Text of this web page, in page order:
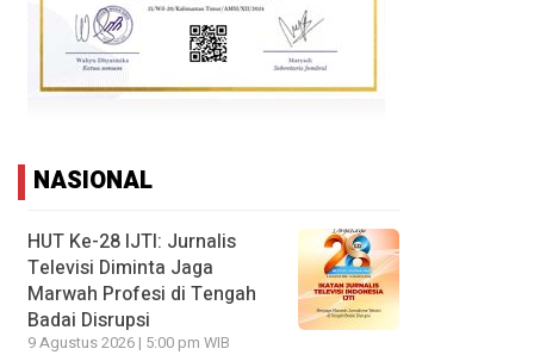
NASIONAL
HUT Ke-28 IJTI: Jurnalis
Televisi Diminta Jaga
Marwah Profesi di Tengah
Badai Disrupsi
9 Agustus 2026 | 5:00 pm WIB